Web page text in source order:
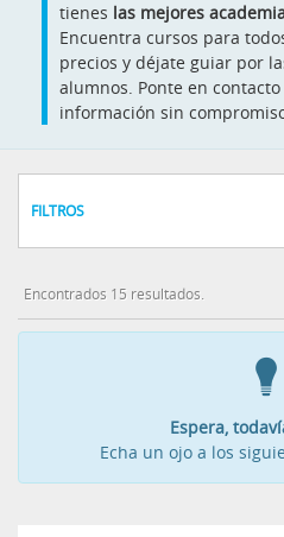
tienes las mejores
Encuentra cursos para
precios y déjate guiar por
alumnos. Ponte en
información sin
FILTROS
Encontrados 15 resultados.
Espera,
Echa un ojo a los